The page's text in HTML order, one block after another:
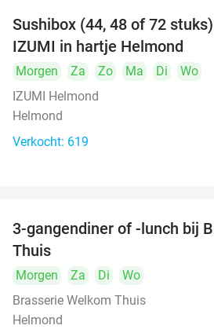
Sushibox (44, 48 of 72
IZUMI in hartje Helmond
Morgen Za Zo Ma Di
Wo
IZUMI Helmond
Helmond
Verkocht: 619
3-gangendiner of -lunch bij
Thuis
Morgen Za Di
Wo
Brasserie Welkom Thuis
Helmond